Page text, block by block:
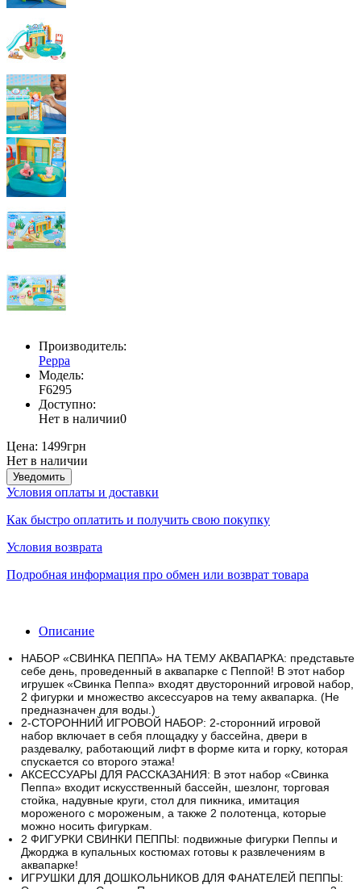
Производитель:
Peppa
Модель:
F6295
Доступно:
Нет в наличии0
Цена: 1499грн
Нет в наличии
Уведомить
Условия оплаты и доставки
Как быстро оплатить и получить свою покупку
Условия возврата
Подробная информация про обмен или возврат товара
Описание
НАБОР «СВИНКА ПЕППА» НА ТЕМУ АКВАПАРКА: представьте
себе день, проведенный в аквапарке с Пеппой! В этот набор
игрушек «Свинка Пеппа» входят двусторонний игровой набор,
2 фигурки и множество аксессуаров на тему аквапарка. (Не
предназначен для воды.)
2-СТОРОННИЙ ИГРОВОЙ НАБОР: 2-сторонний игровой
набор включает в себя площадку у бассейна, двери в
раздевалку, работающий лифт в форме кита и горку, которая
спускается со второго этажа!
АКСЕССУАРЫ ДЛЯ РАССКАЗАНИЯ: В этот набор «Свинка
Пеппа» входит искусственный бассейн, шезлонг, торговая
стойка, надувные круги, стол для пикника, имитация
мороженого с мороженым, а также 2 полотенца, которые
можно носить фигуркам.
2 ФИГУРКИ СВИНКИ ПЕППЫ: подвижные фигурки Пеппы и
Джорджа в купальных костюмах готовы к развлечениям в
аквапарке!
ИГРУШКИ ДЛЯ ДОШКОЛЬНИКОВ ДЛЯ ФАНАТЕЛЕЙ ПЕППЫ: